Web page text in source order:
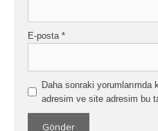
E-posta *
Daha sonraki yorumlarımda
adresim ve site adresim bu